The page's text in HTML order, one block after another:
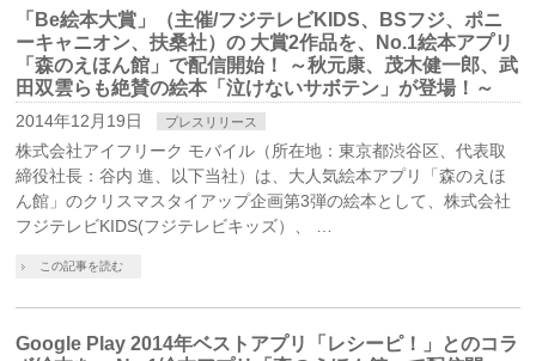
「Be絵本大賞」（主催/フジテレビKIDS、BSフジ、ポニ
ーキャニオン、扶桑社）の 大賞2作品を、No.1絵本アプリ
「森のえほん館」で配信開始！ ～秋元康、茂木健一郎、武
田双雲らも絶賛の絵本「泣けないサボテン」が登場！～
2014年12月19日 プレスリリース
株式会社アイフリーク モバイル（所在地：東京都渋谷区、代表取
締役社長：谷内 進、以下当社）は、大人気絵本アプリ「森のえほ
ん館」のクリスマスタイアップ企画第3弾の絵本として、株式会社
フジテレビKIDS(フジテレビキッズ）、 …
この記事を読む
Google Play 2014年ベストアプリ「レシーピ！」とのコラ